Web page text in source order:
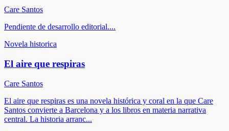
Care Santos
Pendiente de desarrollo editorial....
Novela historica
El aire que respiras
Care Santos
El aire que respiras es una novela histórica y coral en la que Care
Santos convierte a Barcelona y a los libros en materia narrativa
central. La historia arranc...